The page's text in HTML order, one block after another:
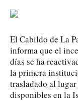
El Cabildo de La
informa que el
días se ha
la primera
trasladado al
disponibles en la